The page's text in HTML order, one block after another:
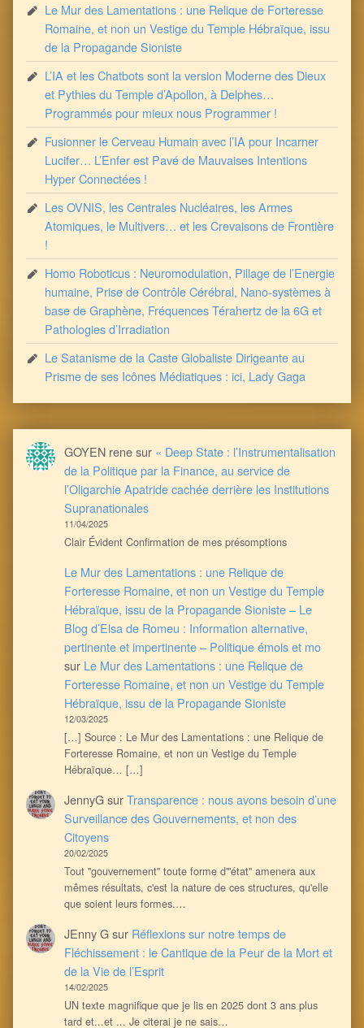
Le Mur des Lamentations : une Relique de Forteresse
Romaine, et non un Vestige du Temple Hébraïque, issu
de la Propagande Sioniste
L’IA et les Chatbots sont la version Moderne des Dieux
et Pythies du Temple d’Apollon, à Delphes…
Programmés pour mieux nous Programmer !
Fusionner le Cerveau Humain avec l’IA pour Incarner
Lucifer… L’Enfer est Pavé de Mauvaises Intentions
Hyper Connectées !
Les OVNIS, les Centrales Nucléaires, les Armes
Atomiques, le Multivers… et les Crevaisons de Frontière
!
Homo Roboticus : Neuromodulation, Pillage de l’Energie
humaine, Prise de Contrôle Cérébral, Nano-systèmes à
base de Graphène, Fréquences Térahertz de la 6G et
Pathologies d’Irradiation
Le Satanisme de la Caste Globaliste Dirigeante au
Prisme de ses Icônes Médiatiques : ici, Lady Gaga
GOYEN renesur « Deep State : l’Instrumentalisation
de la Politique par la Finance, au service de
l’Oligarchie Apatride cachée derrière les Institutions
Supranationales
11/04/2025
Clair Évident Confirmation de mes présomptions
Le Mur des Lamentations : une Relique de
Forteresse Romaine, et non un Vestige du Temple
Hébraïque, issu de la Propagande Sioniste – Le
Blog d’Elsa de Romeu : Information alternative,
pertinente et impertinente – Politique émois et mo
sur Le Mur des Lamentations : une Relique de
Forteresse Romaine, et non un Vestige du Temple
Hébraïque, issu de la Propagande Sioniste
12/03/2025
[…] Source : Le Mur des Lamentations : une Relique de
Forteresse Romaine, et non un Vestige du Temple
Hébraïque… […]
JennyGsurTransparence : nous avons besoin d’une
Surveillance des Gouvernements, et non des
Citoyens
20/02/2025
Tout ''gouvernement'' toute forme d'''état'' amenera aux
mêmes résultats, c'est la nature de ces structures, qu'elle
que soient leurs formes.…
JEnny Gsur Réflexions sur notre temps de
Fléchissement : le Cantique de la Peur de la Mort et
de la Vie de l’Esprit
14/02/2025
UN texte magnifique que je lis en 2025 dont 3 ans plus
tard et...et ... Je citerai je ne sais…